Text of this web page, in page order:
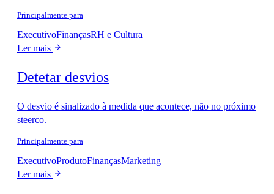
Principalmente para
ExecutivoFinançasRH e Cultura
Ler mais
Detetar desvios
O desvio é sinalizado à medida que acontece, não no próximo
steerco.
Principalmente para
ExecutivoProdutoFinançasMarketing
Ler mais